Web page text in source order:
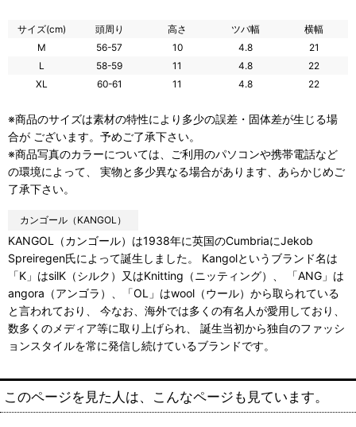
サイズ(cm) 頭周り 高さ ツバ幅
横幅
M
56-57 10 4.8
21
L
58-59 11 4.8
22
XL
60-61 11 4.8 22
※商品のサイズは素材の特性により多少の誤差・固体差が生じる場
合が ございます。予めご了承下さい。
※商品写真のカラーについては、ご利用のパソコンや携帯電話など
の環境によって、 実物と多少異なる場合があります、あらかじめご
了承下さい。
カンゴール（KANGOL）
KANGOL（カンゴール）は1938年に英国のCumbriaにJekob
Spreiregen氏によって誕生しました。 Kangolというブランド名は
「K」はsilK（シルク）又はKnitting（ニッティング）、 「ANG」は
angora（アンゴラ）、「OL」はwool（ウール）から取られている
と言われており、 今なお、海外では多くの有名人が愛用しており、
数多くのメディア等に取り上げられ、 誕生当初から独自のファッシ
ョンスタイルを常に発信し続けているブランドです。
このページを見た人は、こんなページも見ています。